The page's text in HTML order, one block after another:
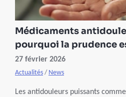
Médicaments
pourquoi la prudence
27 février 2026
Actualités / News
Les antidouleurs puissants